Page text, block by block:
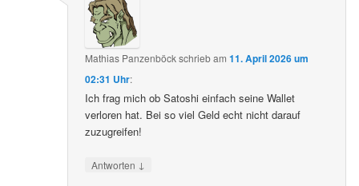
Mathias Panzenböckschriebam11. April 2026 um
02:31 Uhr:
Ich frag mich ob Satoshi einfach seine Wallet
verloren hat. Bei so viel Geld echt nicht darauf
zuzugreifen!
Antworten ↓